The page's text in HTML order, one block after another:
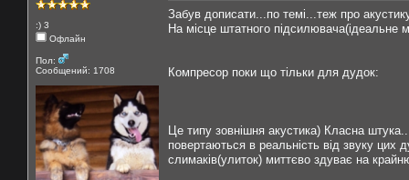
:) 3
Офлайн
Пол:
Сообщений: 1708
Забув дописати...по темі...теж про
На місце штатного підсилювача(ідеальне
Компресор поки що тільки для дудок:
Це типу зовнішня акустика) Класна
повертаються в реальність від звуку цих
слимаків(улиток) миттєво здуває на